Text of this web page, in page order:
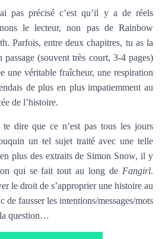
pas précisé c’est qu’il y a de réels
le lecteur, non pas de Rainbow
Parfois, entre deux chapitres, tu as la
(souvent très court, 3-4 pages)
une véritable fraîcheur, une respiration
de plus en plus impatiemment au
de l’histoire.
dire que ce n’est pas tous les jours
un tel sujet traité avec une telle
plus des extraits de Simon Snow, il y
qui se fait tout au long de Fangirl.
le droit de s’approprier une histoire au
de fausser les intentions/messages/mots
la question…